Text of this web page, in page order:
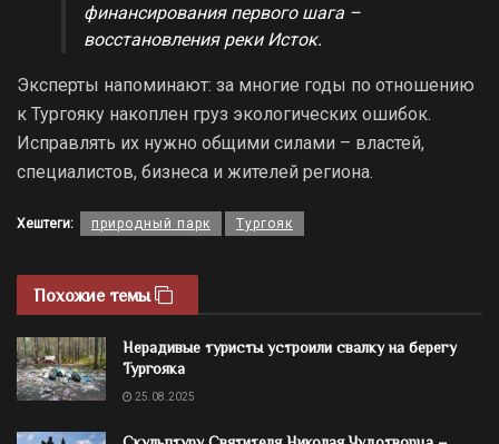
финансирования первого шага –
восстановления реки Исток.
Эксперты напоминают: за многие годы по отношению
к Тургояку накоплен груз экологических ошибок.
Исправлять их нужно общими силами – властей,
специалистов, бизнеса и жителей региона.
Хештеги: природный парк Тургояк
Похожие темы
Нерадивые туристы устроили свалку на берегу
Тургояка
25.08.2025